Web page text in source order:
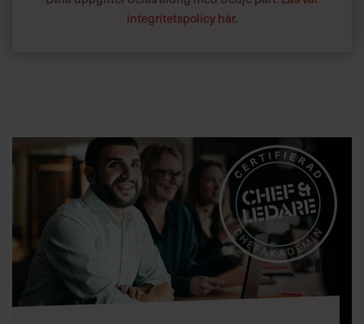
integritetspolicy här.